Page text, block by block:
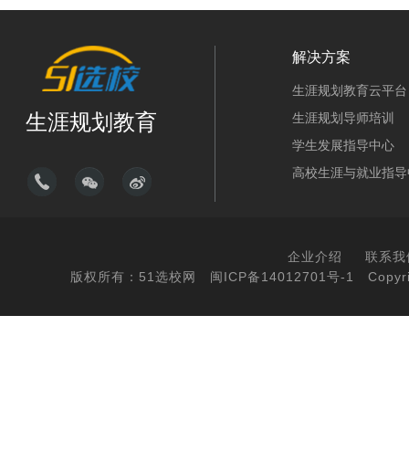
生涯规划教育
解决方案
生涯规划教育云平台
生涯规划导师培训
学生发展指导中心
高校生涯与就业指
企业介绍
联系我
版权所有：51选校网
闽ICP备14012701号-1